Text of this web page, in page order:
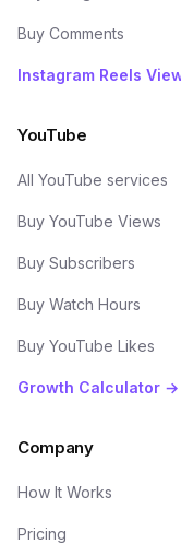
Buy Comments
Instagram Reels
YouTube
All YouTube services
Buy YouTube Views
Buy Subscribers
Buy Watch Hours
Buy YouTube Likes
Growth Calculator →
Company
How It Works
Pricing